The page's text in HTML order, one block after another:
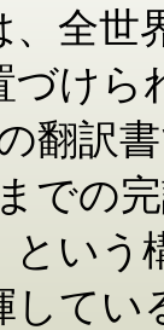
、全世
づけら
翻訳
での
とい
してい